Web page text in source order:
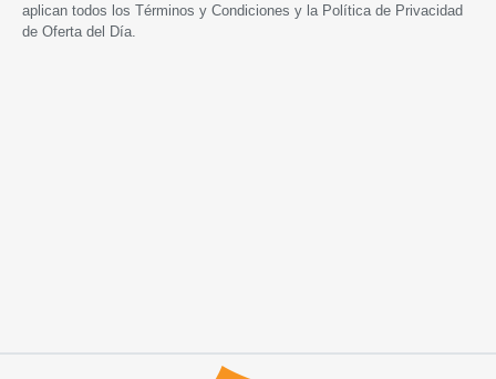
aplican todos los Términos y Condiciones y la Política de Privacidad
de Oferta del Día.